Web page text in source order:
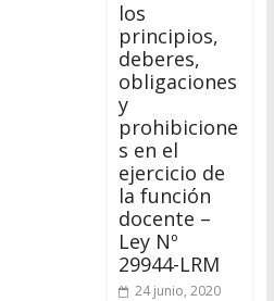
los
principios,
deberes,
obligaciones
y
prohibicione
s en el
ejercicio de
la función
docente –
Ley Nº
29944-LRM
24 junio, 2020